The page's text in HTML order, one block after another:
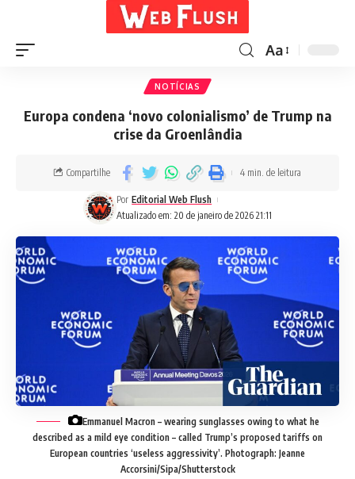
Aa
NOTÍCIAS
Europa condena ‘novo colonialismo’ de Trump na
crise da Groenlândia
Atualizado em: 20 de janeiro de 2026 21:11
Por Editorial Web Flush
Compartilhe 4 min. de leitura
Emmanuel Macron – wearing sunglasses owing to what he
described as a mild eye condition – called Trump’s proposed tariffs on
European countries ‘useless aggressivity’. Photograph: Jeanne
Accorsini/Sipa/Shutterstock